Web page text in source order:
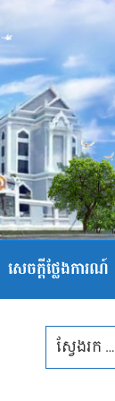
សេចក្ដីថ្លែងការណ៍